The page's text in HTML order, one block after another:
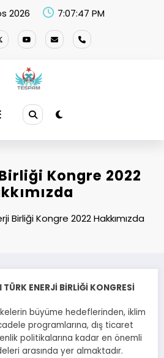
2026 7:07:47 PM
Kongre 2022
Birliği Kongre 2022 Hakkımızda
ENERJİ BİRLİĞİ KONGRESİ
büyüme hedeflerinden, iklim
programlarına, dış ticaret
politikalarına kadar en önemli
arasında yer almaktadır.